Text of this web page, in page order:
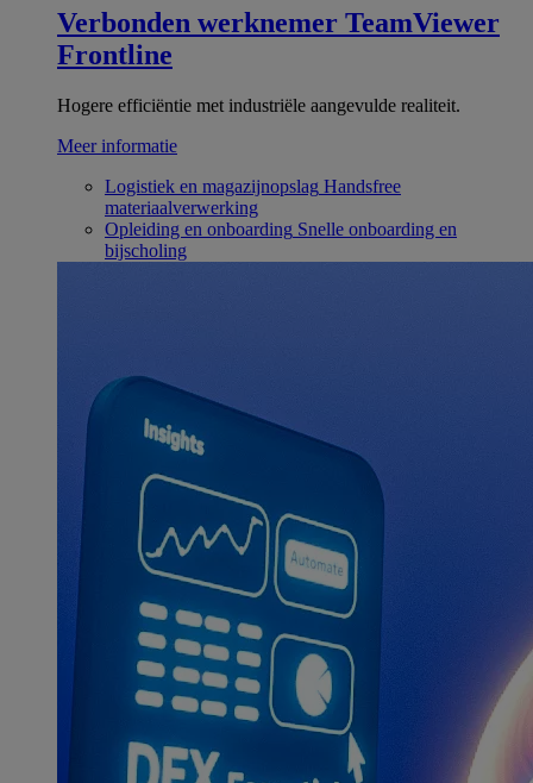
Verbonden werknemer TeamViewer
Frontline
Hogere efficiëntie met industriële aangevulde realiteit.
Meer informatie
Logistiek en magazijnopslag Handsfree
materiaalverwerking
Opleiding en onboarding Snelle onboarding en
bijscholing